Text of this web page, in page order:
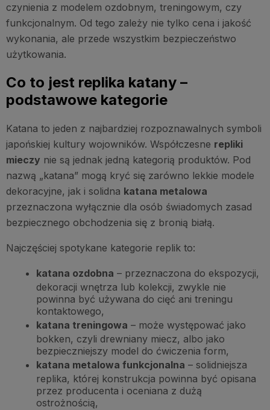
czynienia z modelem ozdobnym, treningowym, czy
funkcjonalnym. Od tego zależy nie tylko cena i jakość
wykonania, ale przede wszystkim bezpieczeństwo
użytkowania.
Co to jest replika katany –
podstawowe kategorie
Katana to jeden z najbardziej rozpoznawalnych symboli
japońskiej kultury wojowników. Współczesne repliki
mieczy nie są jednak jedną kategorią produktów. Pod
nazwą „katana” mogą kryć się zarówno lekkie modele
dekoracyjne, jak i solidna katana metalowa
przeznaczona wyłącznie dla osób świadomych zasad
bezpiecznego obchodzenia się z bronią białą.
Najczęściej spotykane kategorie replik to:
katana ozdobna – przeznaczona do ekspozycji,
dekoracji wnętrza lub kolekcji, zwykle nie
powinna być używana do cięć ani treningu
kontaktowego,
katana treningowa – może występować jako
bokken, czyli drewniany miecz, albo jako
bezpieczniejszy model do ćwiczenia form,
katana metalowa funkcjonalna – solidniejsza
replika, której konstrukcja powinna być opisana
przez producenta i oceniana z dużą
ostrożnością,